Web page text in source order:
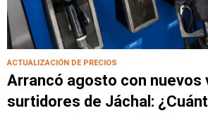
ACTUALIZACIÓN DE PRECIOS
Arrancó agosto con nuevos
surtidores de Jáchal: